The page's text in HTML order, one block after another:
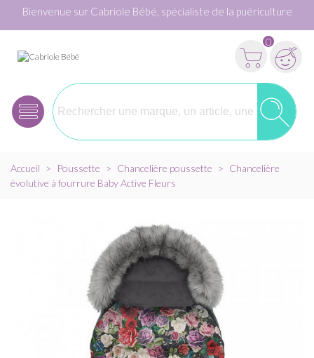
Bienvenue sur Cabriole Bébé, spécialiste de la puériculture
0
Accueil > Poussette > Chancelière poussette > Chancelière
évolutive à fourrure Baby Active Fleurs